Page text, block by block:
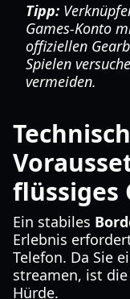
Tipp:
Games-Konto
offiziellen
Spielen
vermeiden.
flüssiges
Ein stabiles
Erlebnis
Telefon. Da Sie
streamen, ist
Hürde.